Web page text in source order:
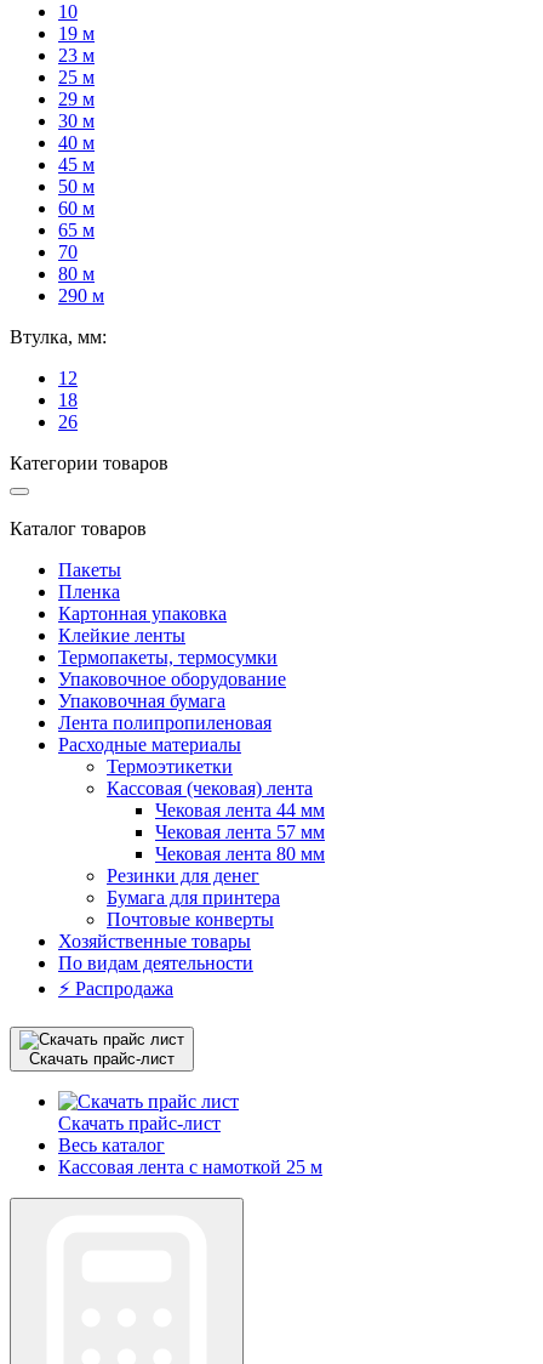
10
19 м
23 м
25 м
29 м
30 м
40 м
45 м
50 м
60 м
65 м
70
80 м
290 м
Втулка, мм:
12
18
26
Категории товаров
Каталог товаров
Пакеты
Пленка
Картонная упаковка
Клейкие ленты
Термопакеты, термосумки
Упаковочное оборудование
Упаковочная бумага
Лента полипропиленовая
Расходные материалы
Термоэтикетки
Кассовая (чековая) лента
Чековая лента 44 мм
Чековая лента 57 мм
Чековая лента 80 мм
Резинки для денег
Бумага для принтера
Почтовые конверты
Хозяйственные товары
По видам деятельности
⚡️ Распродажа
Скачать прайс-лист
Скачать прайс-лист
Весь каталог
Кассовая лента с намоткой 25 м